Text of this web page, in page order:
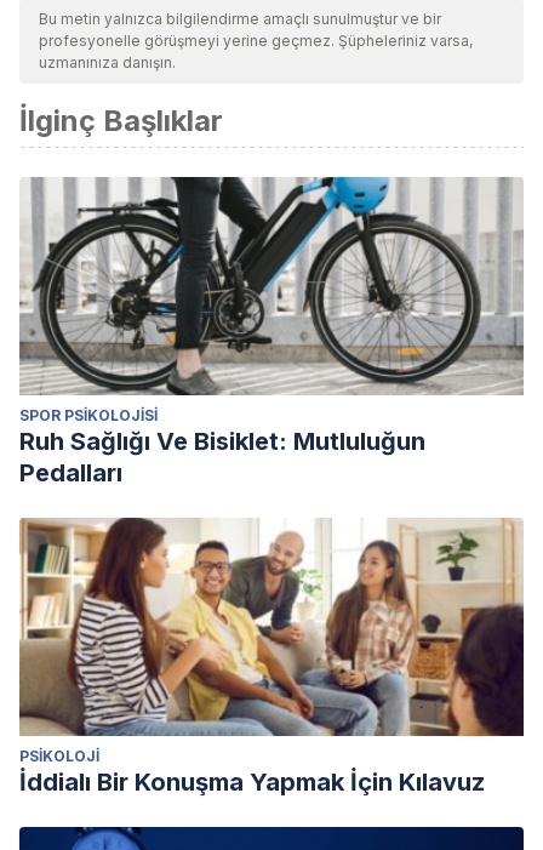
Bu metin yalnızca bilgilendirme amaçlı sunulmuştur ve bir
profesyonelle görüşmeyi yerine geçmez. Şüpheleriniz varsa,
uzmanınıza danışın.
İlginç Başlıklar
SPOR PSIKOLOJISI
Ruh Sağlığı Ve Bisiklet: Mutluluğun
Pedalları
PSIKOLOJI
İddialı Bir Konuşma Yapmak İçin Kılavuz